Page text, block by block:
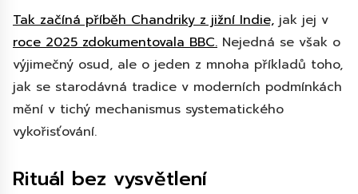
Tak začíná příběh Chandriky z jižní Indie, jak jej v
roce 2025 zdokumentovala BBC. Nejedná se však o
výjimečný osud, ale o jeden z mnoha příkladů toho,
jak se starodávná tradice v moderních podmínkách
mění v tichý mechanismus systematického
vykořisťování.
Rituál bez vysvětlení